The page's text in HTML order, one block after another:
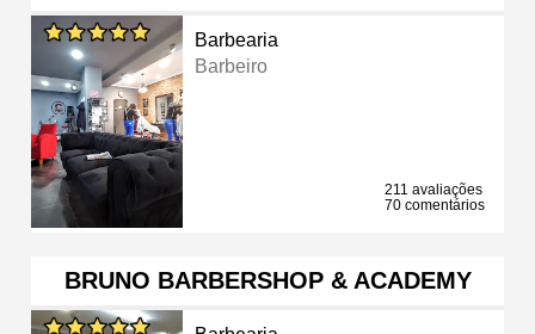
Barbearia
Barbeiro
211 avaliações
70 comentários
BRUNO BARBERSHOP & ACADEMY